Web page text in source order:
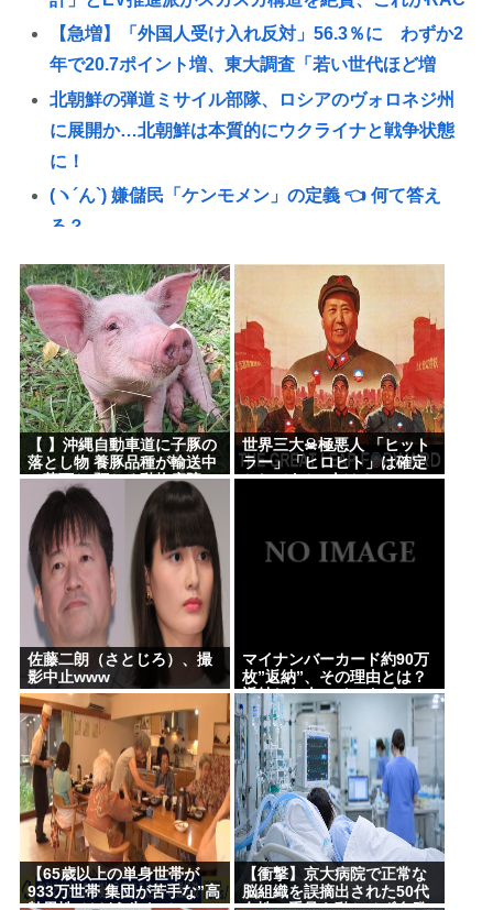
【急増】「外国人受け入れ反対」56.3％に わずか2
年で20.7ポイント増、東大調査「若い世代ほど増
北朝鮮の弾道ミサイル部隊、ロシアのヴォロネジ州
に展開か…北朝鮮は本質的にウクライナと戦争状態
に！
(ヽ´ん`) 嫌儲民「ケンモメン」の定義 👈 何て答え
る？
1.7kmの間何度も何度も 煽り追突
スマ●コ、石破岸田ってなんでにあんなに叩かれた
の？自民党の政治家だし普通に保守じゃん
ボロい安い車って最強じゃね？
【朗報】 国交省「『四国新幹線』と『東九州新幹
線』、ガチで検討するわ。ガチのマジ」
グリーンコーラ？！
誤って脳幹を摘出された女性､重篤な植物状態だが､
意識は正常で何かを思考していると判明
【訃報】外国人さんにまだバレてないガチで美味い
日本の食べ物www
【悲報】コメ卸大手さん、営業利益83％減 高値で
買い込んだ米が売れず「損切り祭り」開幕へ
【画像】男の一人暮らし部屋、結局このあたりが最
強www
Powered by livedoor 相互RSS
【 】沖縄自動車道に子豚の
落とし物 養豚品種が輸送中
に落下か 預かる動物病院
「早く持ち主見つかって」
世界三大☠極悪人 「ヒット
ラー」「ヒロヒト」は確定
としてあと1人は？
佐藤二朗（さとじろ）、撮
影中止www
マイナンバーカード約90万
枚”返納”、その理由とは？
返納した人にインタビュー
【65歳以上の単身世帯が
933万世帯 集団が苦手な”高
【衝撃】京大病院で正常な
脳組織を誤摘出された50代